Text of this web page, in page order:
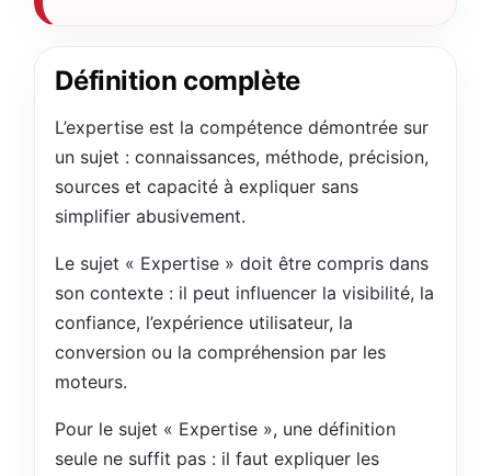
Définition complète
L’expertise est la compétence démontrée sur
un sujet : connaissances, méthode, précision,
sources et capacité à expliquer sans
simplifier abusivement.
Le sujet « Expertise » doit être compris dans
son contexte : il peut influencer la visibilité, la
confiance, l’expérience utilisateur, la
conversion ou la compréhension par les
moteurs.
Pour le sujet « Expertise », une définition
seule ne suffit pas : il faut expliquer les